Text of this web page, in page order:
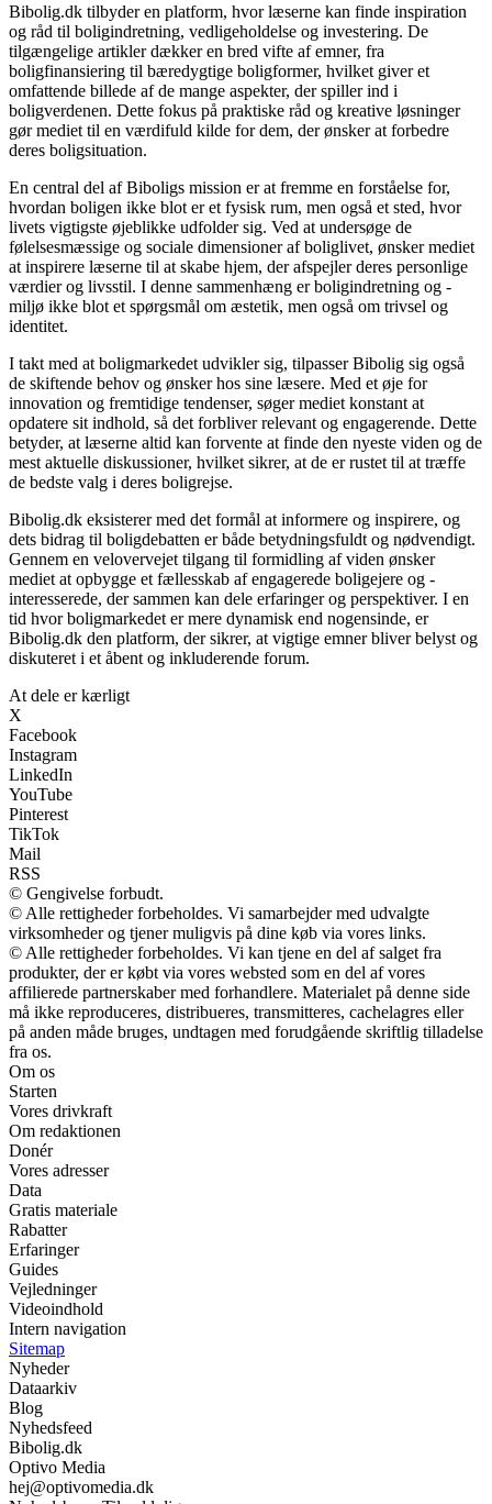
Bibolig.dk tilbyder en platform, hvor læserne kan finde inspiration
og råd til boligindretning, vedligeholdelse og investering. De
tilgængelige artikler dækker en bred vifte af emner, fra
boligfinansiering til bæredygtige boligformer, hvilket giver et
omfattende billede af de mange aspekter, der spiller ind i
boligverdenen. Dette fokus på praktiske råd og kreative løsninger
gør mediet til en værdifuld kilde for dem, der ønsker at forbedre
deres boligsituation.
En central del af Biboligs mission er at fremme en forståelse for,
hvordan boligen ikke blot er et fysisk rum, men også et sted, hvor
livets vigtigste øjeblikke udfolder sig. Ved at undersøge de
følelsesmæssige og sociale dimensioner af boliglivet, ønsker mediet
at inspirere læserne til at skabe hjem, der afspejler deres personlige
værdier og livsstil. I denne sammenhæng er boligindretning og -
miljø ikke blot et spørgsmål om æstetik, men også om trivsel og
identitet.
I takt med at boligmarkedet udvikler sig, tilpasser Bibolig sig også
de skiftende behov og ønsker hos sine læsere. Med et øje for
innovation og fremtidige tendenser, søger mediet konstant at
opdatere sit indhold, så det forbliver relevant og engagerende. Dette
betyder, at læserne altid kan forvente at finde den nyeste viden og de
mest aktuelle diskussioner, hvilket sikrer, at de er rustet til at træffe
de bedste valg i deres boligrejse.
Bibolig.dk eksisterer med det formål at informere og inspirere, og
dets bidrag til boligdebatten er både betydningsfuldt og nødvendigt.
Gennem en velovervejet tilgang til formidling af viden ønsker
mediet at opbygge et fællesskab af engagerede boligejere og -
interesserede, der sammen kan dele erfaringer og perspektiver. I en
tid hvor boligmarkedet er mere dynamisk end nogensinde, er
Bibolig.dk den platform, der sikrer, at vigtige emner bliver belyst og
diskuteret i et åbent og inkluderende forum.
At dele er kærligt
X
Facebook
Instagram
LinkedIn
YouTube
Pinterest
TikTok
Mail
RSS
© Gengivelse forbudt.
© Alle rettigheder forbeholdes. Vi samarbejder med udvalgte
virksomheder og tjener muligvis på dine køb via vores links.
© Alle rettigheder forbeholdes. Vi kan tjene en del af salget fra
produkter, der er købt via vores websted som en del af vores
affilierede partnerskaber med forhandlere. Materialet på denne side
må ikke reproduceres, distribueres, transmitteres, cachelagres eller
på anden måde bruges, undtagen med forudgående skriftlig tilladelse
fra os.
Om os
Starten
Vores drivkraft
Om redaktionen
Donér
Vores adresser
Data
Gratis materiale
Rabatter
Erfaringer
Guides
Vejledninger
Videoindhold
Intern navigation
Sitemap
Nyheder
Dataarkiv
Blog
Nyhedsfeed
Bibolig.dk
Optivo Media
hej@optivomedia.dk